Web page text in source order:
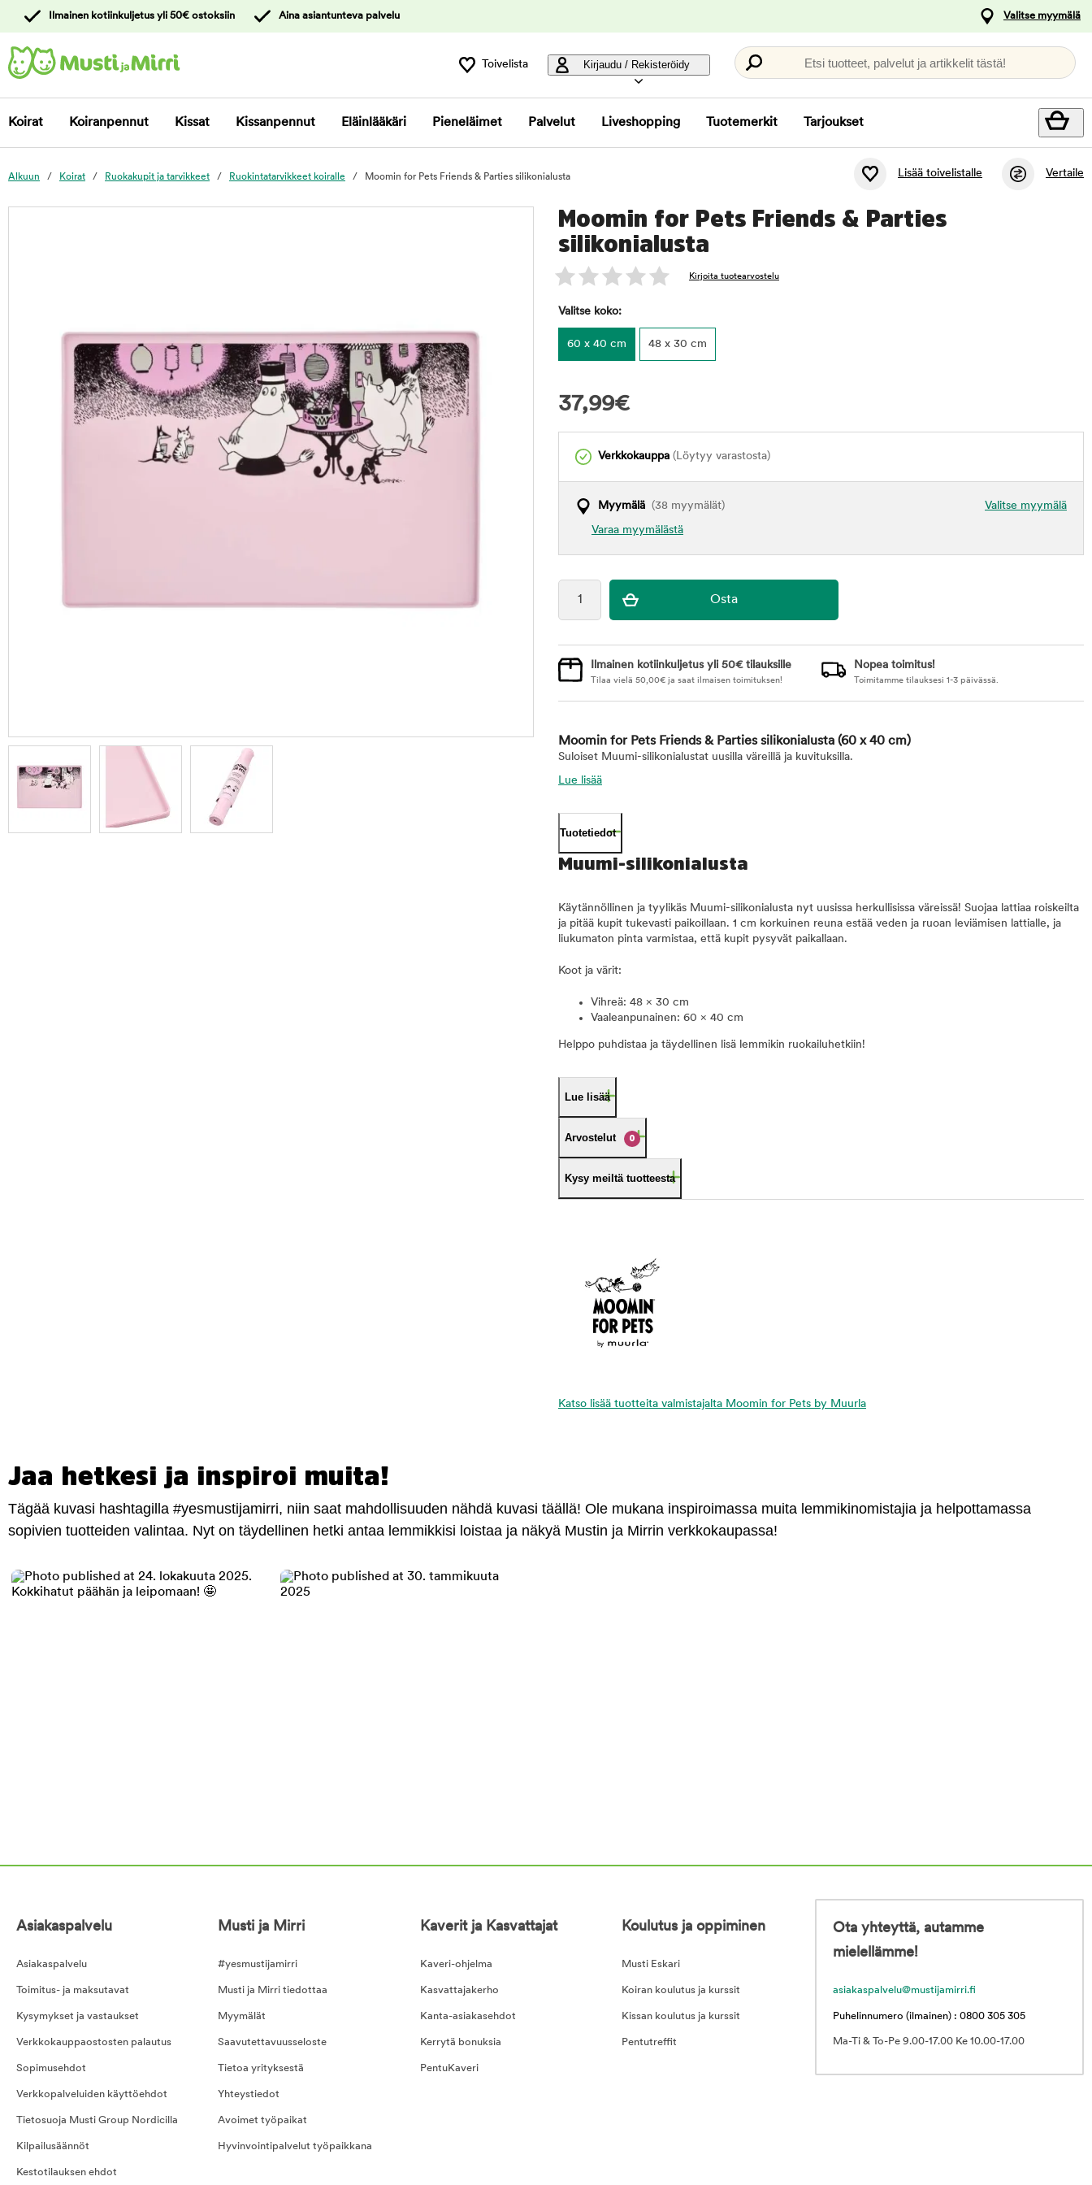
asiakaspalveluun
Ilmainen kotiinkuljetus yli 50€ ostoksiin Aina asiantunteva palvelu Valitse myymälä
Toivelista Kirjaudu / Rekisteröidy Etsi tuotteet, palvelut ja artikkelit tästä!
Koirat Koiranpennut Kissat Kissanpennut Eläinlääkäri Pieneläimet Palvelut Liveshopping Tuotemerkit Tarjoukset
Alkuun Koirat Ruokakupit ja tarvikkeet Ruokintatarvikkeet koiralle Moomin for Pets Friends & Parties silikonialusta Lisää toivelistalle Vertaile
Moomin for Pets Friends & Parties
silikonialusta
Kirjoita tuotearvostelu
Valitse koko:
60 x 40 cm 48 x 30 cm
37,99€
Verkkokauppa (Löytyy varastosta)
Valitse myymälä
Myymälä (38 myymälät)
Varaa myymälästä
Ilmainen kotiinkuljetus yli 50€ tilauksille
Tilaa vielä 50,00€ ja saat ilmaisen toimituksen!
Nopea toimitus!
Toimitamme tilauksesi 1-3 päivässä.
Moomin for Pets Friends & Parties silikonialusta (60 x 40 cm)
Suloiset Muumi-silikonialustat uusilla väreillä ja kuvituksilla.
Lue lisää
Tuotetiedot
Muumi-silikonialusta
Käytännöllinen ja tyylikäs Muumi-silikonialusta nyt uusissa herkullisissa väreissä! Suojaa lattiaa roiskeilta
ja pitää kupit tukevasti paikoillaan. 1 cm korkuinen reuna estää veden ja ruoan leviämisen lattialle, ja
liukumaton pinta varmistaa, että kupit pysyvät paikallaan.
Koot ja värit:
Vihreä: 48 × 30 cm
Vaaleanpunainen: 60 × 40 cm
Helppo puhdistaa ja täydellinen lisä lemmikin ruokailuhetkiin!
Lue lisää
Arvostelut 0
Kysy meiltä tuotteesta
Katso lisää tuotteita valmistajalta Moomin for Pets by Muurla
Jaa hetkesi ja inspiroi muita!
Tägää kuvasi hashtagilla #yesmustijamirri, niin saat mahdollisuuden nähdä kuvasi täällä! Ole mukana inspiroimassa muita lemmikinomistajia ja helpottamassa
sopivien tuotteiden valintaa. Nyt on täydellinen hetki antaa lemmikkisi loistaa ja näkyä Mustin ja Mirrin verkkokaupassa!
Asiakaspalvelu
Asiakaspalvelu
Toimitus- ja maksutavat
Kysymykset ja vastaukset
Verkkokauppaostosten palautus
Sopimusehdot
Verkkopalveluiden käyttöehdot
Tietosuoja Musti Group Nordicilla
Kilpailusäännöt
Kestotilauksen ehdot
Musti ja Mirri
#yesmustijamirri
Musti ja Mirri tiedottaa
Myymälät
Saavutettavuusseloste
Tietoa yrityksestä
Yhteystiedot
Avoimet työpaikat
Hyvinvointipalvelut työpaikkana
Kaverit ja Kasvattajat
Kaveri-ohjelma
Kasvattajakerho
Kanta-asiakasehdot
Kerrytä bonuksia
PentuKaveri
Koulutus ja oppiminen
Musti Eskari
Koiran koulutus ja kurssit
Kissan koulutus ja kurssit
Pentutreffit
Ota yhteyttä, autamme
mielellämme!
asiakaspalvelu@mustijamirri.fi
Puhelinnumero (ilmainen) : 0800 305 305
Ma-Ti & To-Pe 9.00-17.00 Ke 10.00-17.00